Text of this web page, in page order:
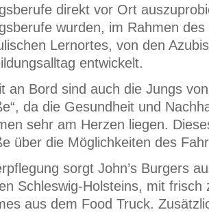
direkt vor Ort
wurden, im Rahmen
Lernortes, von den
entwickelt.
an Bord sind auch die Jungs
da die Gesundheit und
sehr am Herzen liegen.
über die Möglichkeiten des
sorgt John’s Burgers
Schleswig-Holsteins, mit frisch
aus dem Food Truck.